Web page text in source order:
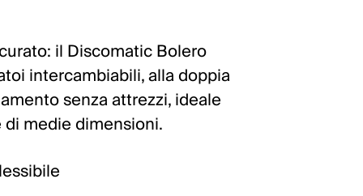
il Discomatic Bolero
intercambiabili, alla doppia
senza attrezzi, ideale
medie dimensioni.